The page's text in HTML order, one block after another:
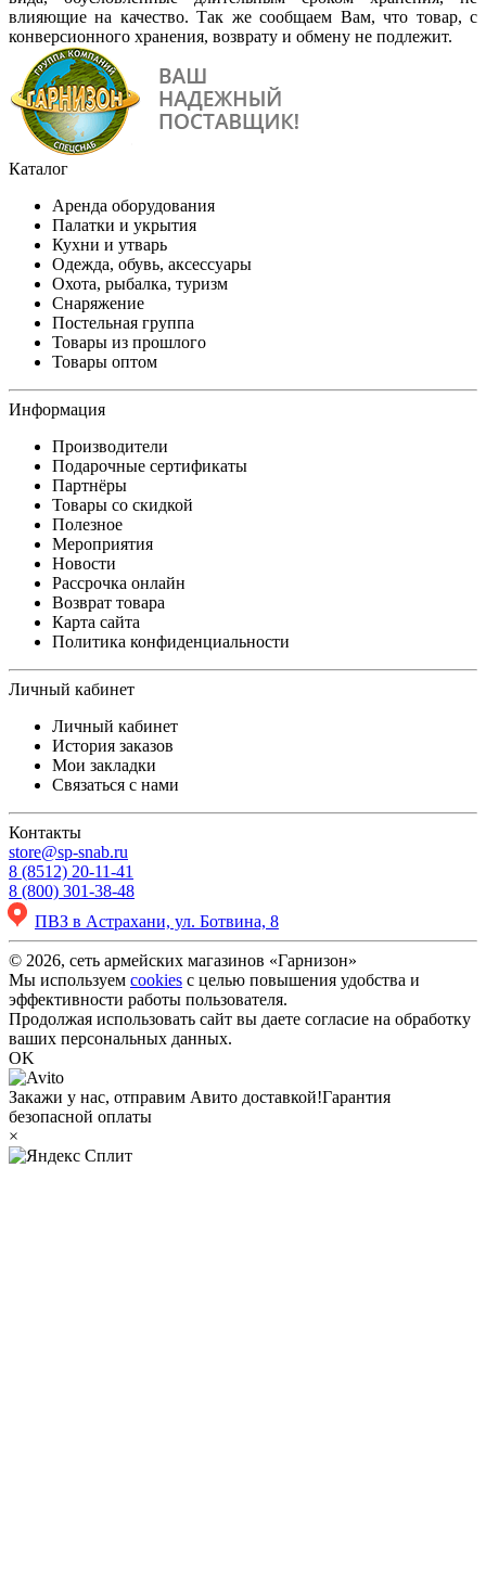
влияющие на качество. Так же сообщаем Вам, что товар, с
конверсионного хранения, возврату и обмену не подлежит.
Каталог
Аренда оборудования
Палатки и укрытия
Кухни и утварь
Одежда, обувь, аксессуары
Охота, рыбалка, туризм
Снаряжение
Постельная группа
Товары из прошлого
Товары оптом
Информация
Производители
Подарочные сертификаты
Партнёры
Товары со скидкой
Полезное
Мероприятия
Новости
Рассрочка онлайн
Возврат товара
Карта сайта
Политика конфиденциальности
Личный кабинет
Личный кабинет
История заказов
Мои закладки
Связаться с нами
Контакты
store@sp-snab.ru
8 (8512) 20-11-41
8 (800) 301-38-48
ПВЗ в Астрахани, ул. Ботвина, 8
© 2026, сеть армейских магазинов «Гарнизон»
Мы используем cookies с целью повышения удобства и
эффективности работы пользователя.
Продолжая использовать сайт вы даете согласие на обработку
ваших персональных данных.
OK
Закажи у нас, отправим Авито доставкой!Гарантия
безопасной оплаты
×